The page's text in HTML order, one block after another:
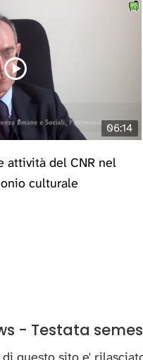
06:14
attività del CNR nel
culturale
- Testata